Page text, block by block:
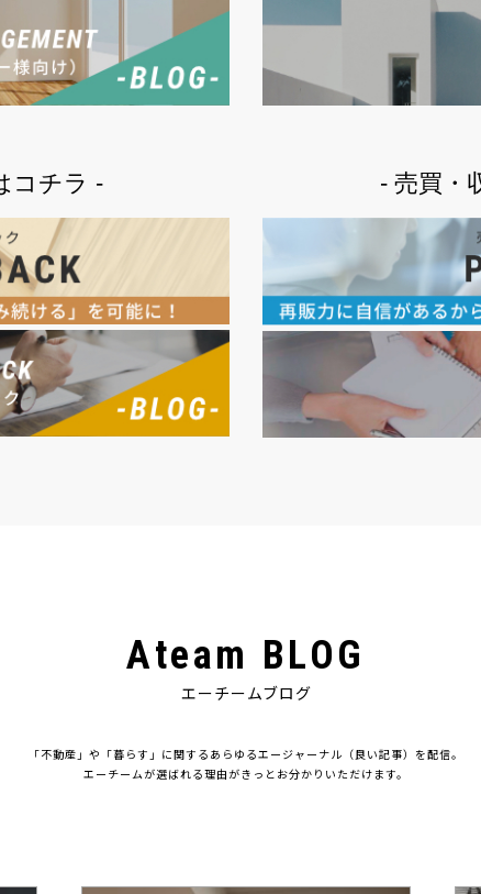
コチラ - - 売買・
Ateam BLOG
エーチームブログ
「不動産」や「暮らす」に関するあらゆるエージャーナル（良い記事）を配信。
エーチームが選ばれる理由がきっとお分かりいただけます。